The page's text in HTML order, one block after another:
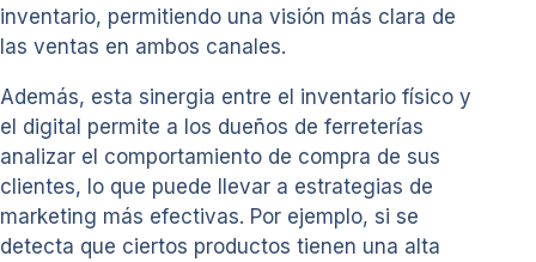
inventario, permitiendo una visión más clara de
las ventas en ambos canales.
Además, esta sinergia entre el inventario físico y
el digital permite a los dueños de ferreterías
analizar el comportamiento de compra de sus
clientes, lo que puede llevar a estrategias de
marketing más efectivas. Por ejemplo, si se
detecta que ciertos productos tienen una alta